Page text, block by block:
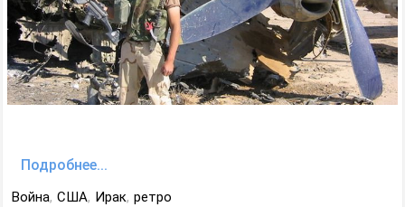
Подробнее...
Война, США, Ирак, ретро